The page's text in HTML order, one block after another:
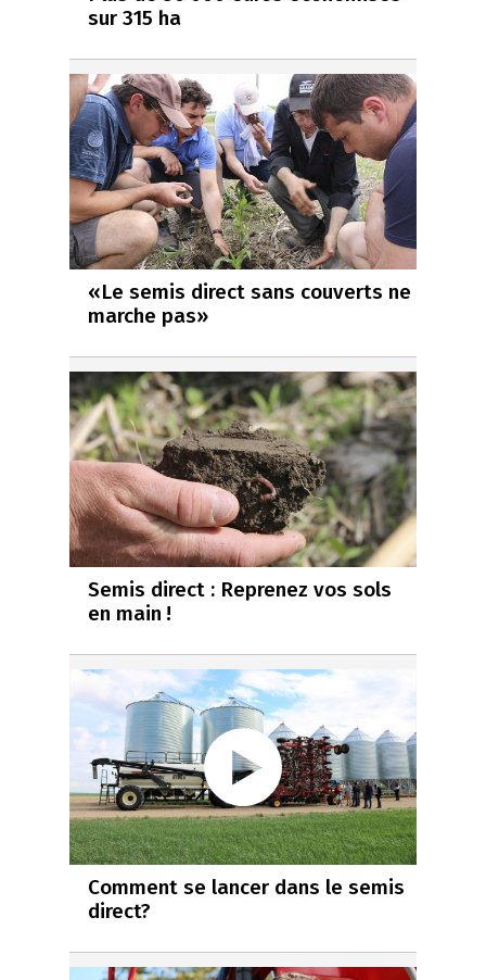
sur 315 ha
«Le semis direct sans couverts ne
marche pas»
Semis direct : Reprenez vos sols
en main !
Comment se lancer dans le semis
direct?